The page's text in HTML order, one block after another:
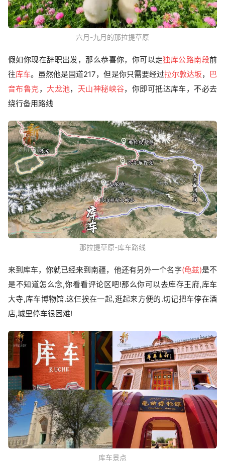
六月-九月的那拉提草原
假如你现在辞职出发，那么恭喜你，你可以走独库公路南段前
往库车。虽然他是国道217，但是你只需要经过拉尔敦达坂，
巴
音布鲁克 ， 大龙池， 天山神秘峡谷，你即可抵达库车，不必去
绕行备用路线
那拉提草原-库车路线
来到库车，你就已经来到南疆，他还有另外一个名字(龟兹)是不
是不知道怎么念,你看看评论区吧!那么你可以去库存王府,库车
大寺,库车博物馆.这仨挨在一起,逛起来方便的.切记把车停在酒
店,城里停车很困难!
库车景点